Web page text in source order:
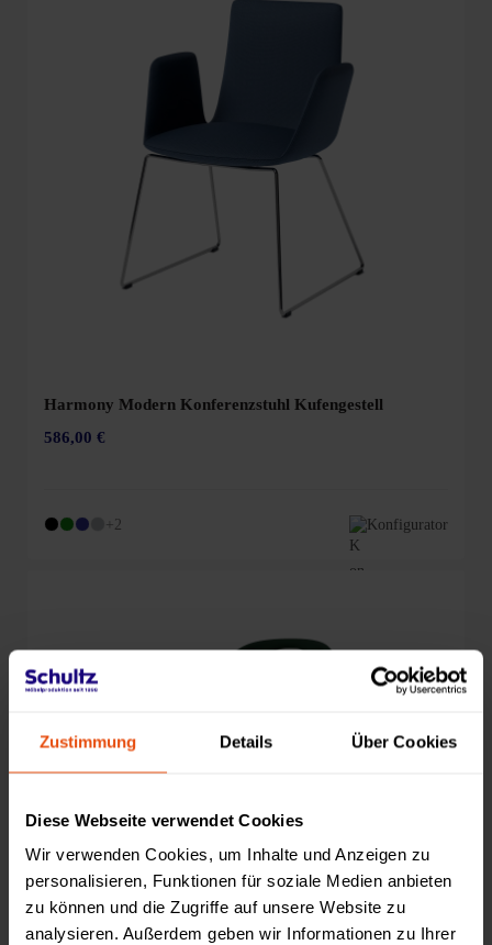
Zustimmung Details Über Cookies
Diese Webseite verwendet Cookies
Wir verwenden Cookies, um Inhalte und Anzeigen zu
personalisieren, Funktionen für soziale Medien anbieten
zu können und die Zugriffe auf unsere Website zu
analysieren. Außerdem geben wir Informationen zu Ihrer
Harmony Modern Konferenzstuhl Kufengestell
586,00 €
+2 Konfigurator